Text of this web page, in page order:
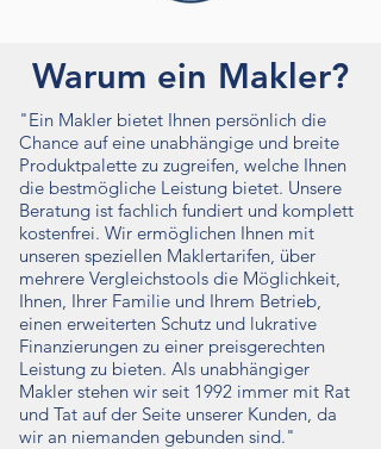
Warum ein Makler?
"Ein Makler bietet Ihnen persönlich die
Chance auf eine unabhängige und breite
Produktpalette zu zugreifen, welche Ihnen
die bestmögliche Leistung bietet. Unsere
Beratung ist fachlich fundiert und komplett
kostenfrei. Wir ermöglichen Ihnen mit
unseren speziellen Maklertarifen, über
mehrere Vergleichstools die Möglichkeit,
Ihnen, Ihrer Familie und Ihrem Betrieb,
einen erweiterten Schutz und lukrative
Finanzierungen zu einer preisgerechten
Leistung zu bieten. Als unabhängiger
Makler stehen wir seit 1992 immer mit Rat
und Tat auf der Seite unserer Kunden, da
wir an niemanden gebunden sind."